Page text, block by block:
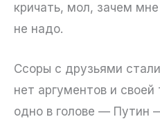
кричать, мол, зачем
не надо.
Ссоры с друзьями
нет аргументов и своей
одно в голове — Путин